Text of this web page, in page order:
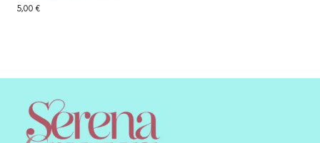
5,00€